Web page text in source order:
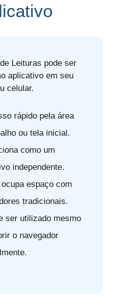
Leituras pode ser
aplicativo em seu
celular.
rápido pela área
ou tela inicial.
como um
independente.
ocupa espaço com
tradicionais.
ser utilizado mesmo
o navegador